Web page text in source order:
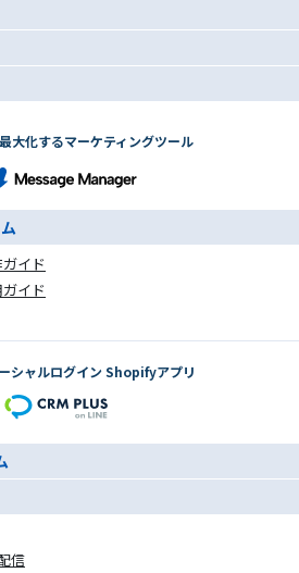
大化するマーケティングツール
イド
イド
シャルログイン Shopifyアプリ
信